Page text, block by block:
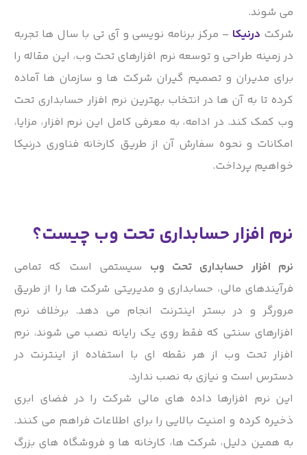
می شوند.
شرکتدرنیکا– مرکز برنامه نویسی و آی تی با سال ها تجربه
در زمینه طراحی و توسعه نرم افزارهای تحت وب، این مقاله را
برای مدیران و تصمیم گیران شرکت ها و سازمان ها آماده
کرده تا به آن ها در انتخاب بهترین نرم افزار حسابداری تحت
وب کمک کند. در ادامه، به معرفی کامل این نرم افزار، مزایا،
امکانات و نحوه سفارش آن از طریق کارخانه فناوری درنیکا
خواهیم پرداخت.
نرم افزار حسابداری تحت وب چیست؟
نرم افزار حسابداری تحت وبسیستمی است که تمامی
فرآیندهای مالی، حسابداری و مدیریتی شرکت ها را از طریق
مرورگر و در بستر اینترنت انجام می دهد. برخلاف نرم
افزارهای سنتی که فقط روی یک رایانه نصب می شوند، نرم
افزار تحت وب از هر نقطه ای با استفاده از اینترنت در
دسترس است و نیازی به نصب ندارد.
این نرم افزارها داده های مالی شرکت را در فضای ابری
ذخیره کرده و امنیت بالایی را برای اطلاعات فراهم می کنند.
به همین دلیل، شرکت ها، کارخانه ها و فروشگاه های بزرگ